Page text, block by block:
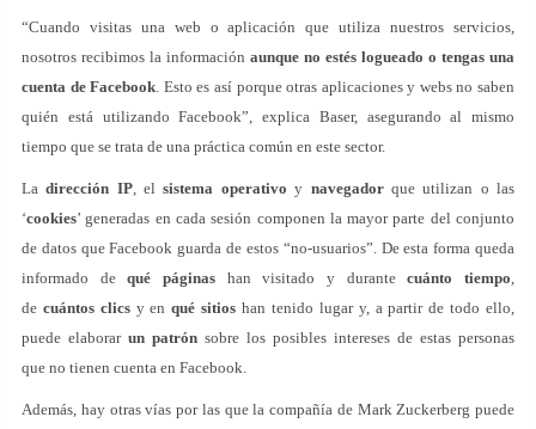
“Cuando visitas una web o aplicación que utiliza nuestros servicios,
nosotros recibimos la información aunque no estés logueado o tengas una
cuenta de Facebook. Esto es así porque otras aplicaciones y webs no saben
quién está utilizando Facebook”, explica Baser, asegurando al mismo
tiempo que se trata de una práctica común en este sector.
Ladirección IP, elsistema operativo y navegadorque utilizan o las
‘cookies’ generadas en cada sesión componen la mayor parte del conjunto
de datos que Facebook guarda de estos “no-usuarios”. De esta forma queda
informado dequé páginas han visitado y durantecuánto tiempo,
de cuántos clicsy enqué sitios han tenido lugar y, a partir de todo ello,
puede elaborar un patrón sobre los posibles intereses de estas personas
que no tienen cuenta en Facebook.
Además, hay otras vías por las que la compañía de Mark Zuckerberg puede